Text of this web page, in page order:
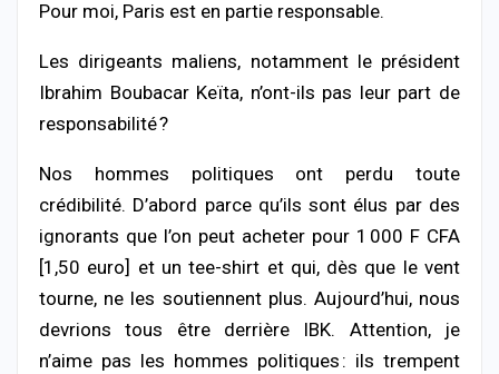
Pour moi, Paris est en partie responsable.
Les dirigeants maliens, notamment le président
Ibrahim Boubacar Keïta, n’ont-ils pas leur part de
responsabilité ?
Nos hommes politiques ont perdu toute
crédibilité. D’abord parce qu’ils sont élus par des
ignorants que l’on peut acheter pour 1 000 F CFA
[1,50 euro] et un tee-shirt et qui, dès que le vent
tourne, ne les soutiennent plus. Aujourd’hui, nous
devrions tous être derrière IBK. Attention, je
n’aime pas les hommes politiques : ils trempent